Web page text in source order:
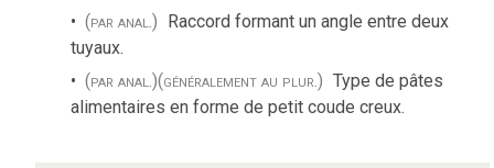
(par anal.) Raccord formant un angle entre deux
tuyaux.
(par anal.)(généralement au plur.) Type de pâtes
alimentaires en forme de petit coude creux.